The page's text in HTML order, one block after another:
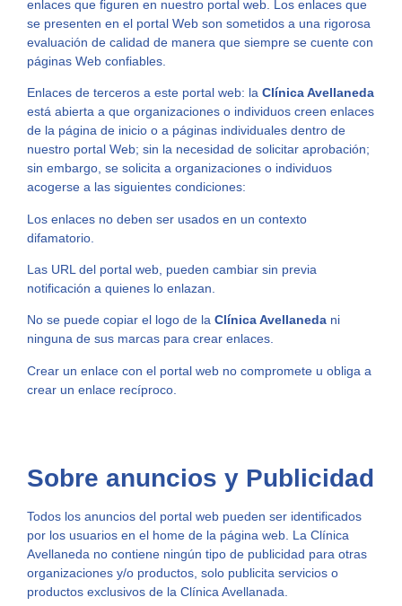
enlaces que figuren en nuestro portal web. Los enlaces que
se presenten en el portal Web son sometidos a una rigorosa
evaluación de calidad de manera que siempre se cuente con
páginas Web confiables.
Enlaces de terceros a este portal web: la Clínica Avellaneda
está abierta a que organizaciones o individuos creen enlaces
de la página de inicio o a páginas individuales dentro de
nuestro portal Web; sin la necesidad de solicitar aprobación;
sin embargo, se solicita a organizaciones o individuos
acogerse a las siguientes condiciones:
Los enlaces no deben ser usados en un contexto
difamatorio.
Las URL del portal web, pueden cambiar sin previa
notificación a quienes lo enlazan.
No se puede copiar el logo de la Clínica Avellaneda ni
ninguna de sus marcas para crear enlaces.
Crear un enlace con el portal web no compromete u obliga a
crear un enlace recíproco.
Sobre anuncios y Publicidad
Todos los anuncios del portal web pueden ser identificados
por los usuarios en el home de la página web. La Clínica
Avellaneda no contiene ningún tipo de publicidad para otras
organizaciones y/o productos, solo publicita servicios o
productos exclusivos de la Clínica Avellanada.